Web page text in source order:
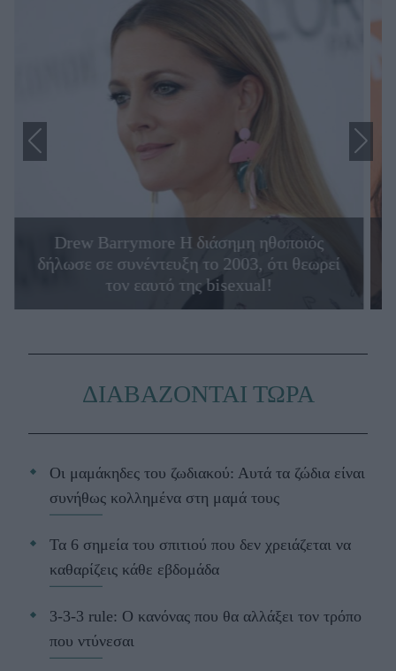
Drew Barrymore Η διάσημη ηθοποιός
δήλωσε σε συνέντευξη το 2003, ότι θεωρεί
τον εαυτό της bisexual!
ΔΙΑΒΑΖΟΝΤΑΙ ΤΩΡΑ
Οι μαμάκηδες του ζωδιακού: Αυτά τα ζώδια είναι
συνήθως κολλημένα στη μαμά τους
Τα 6 σημεία του σπιτιού που δεν χρειάζεται να
καθαρίζεις κάθε εβδομάδα
3-3-3 rule: Ο κανόνας που θα αλλάξει τον τρόπο
που ντύνεσαι